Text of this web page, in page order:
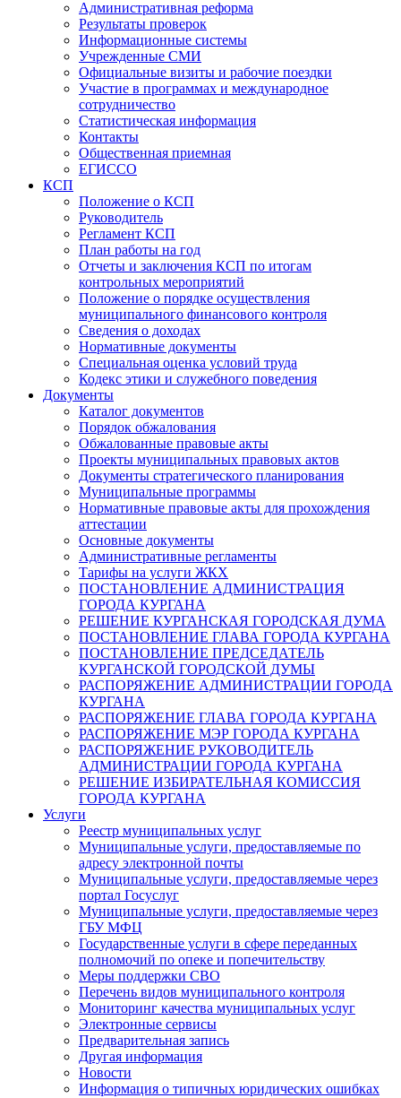
Административная реформа
Результаты проверок
Информационные системы
Учрежденные СМИ
Официальные визиты и рабочие поездки
Участие в программах и международное
сотрудничество
Статистическая информация
Контакты
Общественная приемная
ЕГИССО
КСП
Положение о КСП
Руководитель
Регламент КСП
План работы на год
Отчеты и заключения КСП по итогам
контрольных мероприятий
Положение о порядке осуществления
муниципального финансового контроля
Сведения о доходах
Нормативные документы
Специальная оценка условий труда
Кодекс этики и служебного поведения
Документы
Каталог документов
Порядок обжалования
Обжалованные правовые акты
Проекты муниципальных правовых актов
Документы стратегического планирования
Муниципальные программы
Нормативные правовые акты для прохождения
аттестации
Основные документы
Административные регламенты
Тарифы на услуги ЖКХ
ПОСТАНОВЛЕНИЕ АДМИНИСТРАЦИЯ
ГОРОДА КУРГАНА
РЕШЕНИЕ КУРГАНСКАЯ ГОРОДСКАЯ ДУМА
ПОСТАНОВЛЕНИЕ ГЛАВА ГОРОДА КУРГАНА
ПОСТАНОВЛЕНИЕ ПРЕДСЕДАТЕЛЬ
КУРГАНСКОЙ ГОРОДСКОЙ ДУМЫ
РАСПОРЯЖЕНИЕ АДМИНИСТРАЦИИ ГОРОДА
КУРГАНА
РАСПОРЯЖЕНИЕ ГЛАВА ГОРОДА КУРГАНА
РАСПОРЯЖЕНИЕ МЭР ГОРОДА КУРГАНА
РАСПОРЯЖЕНИЕ РУКОВОДИТЕЛЬ
АДМИНИСТРАЦИИ ГОРОДА КУРГАНА
РЕШЕНИЕ ИЗБИРАТЕЛЬНАЯ КОМИССИЯ
ГОРОДА КУРГАНА
Услуги
Реестр муниципальных услуг
Муниципальные услуги, предоставляемые по
адресу электронной почты
Муниципальные услуги, предоставляемые через
портал Госуслуг
Муниципальные услуги, предоставляемые через
ГБУ МФЦ
Государственные услуги в сфере переданных
полномочий по опеке и попечительству
Меры поддержки СВО
Перечень видов муниципального контроля
Мониторинг качества муниципальных услуг
Электронные сервисы
Предварительная запись
Другая информация
Новости
Информация о типичных юридических ошибках